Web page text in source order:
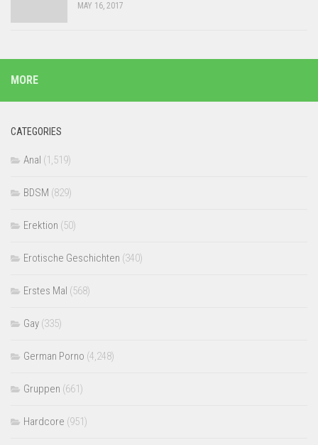
MAY 16, 2017
MORE
CATEGORIES
Anal (1,519)
BDSM (829)
Erektion (50)
Erotische Geschichten (340)
Erstes Mal (568)
Gay (335)
German Porno (4,248)
Gruppen (661)
Hardcore (951)